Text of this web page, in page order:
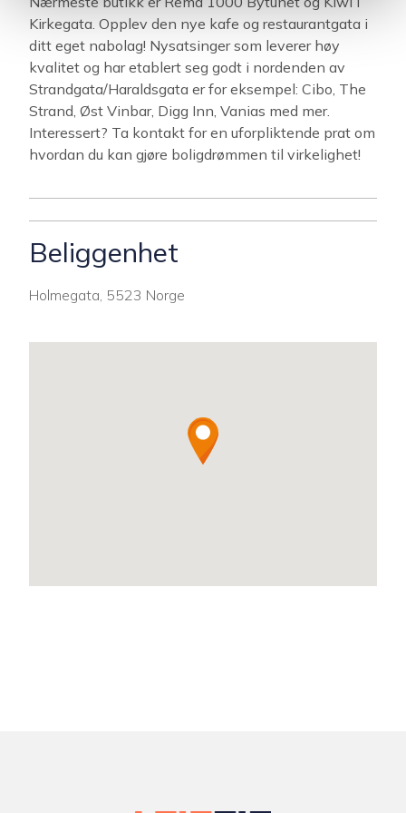
Kirkegata. Opplev den nye kafe og restaurantgata i
ditt eget nabolag! Nysatsinger som leverer høy
kvalitet og har etablert seg godt i nordenden av
Strandgata/Haraldsgata er for eksempel: Cibo, The
Strand, Øst Vinbar, Digg Inn, Vanias med mer.
Interessert? Ta kontakt for en uforpliktende prat om
hvordan du kan gjøre boligdrømmen til virkelighet!
Beliggenhet
Holmegata, 5523 Norge